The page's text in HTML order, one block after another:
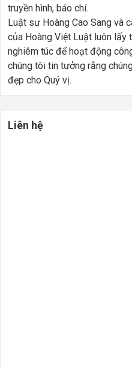
truyền hình, báo chí.
Luật sư Hoàng Cao Sang và
của Hoàng Việt Luật luôn lấy
nghiêm túc để hoạt động
chúng tôi tin tưởng rằng
đẹp cho Quý vị.
Liên hệ